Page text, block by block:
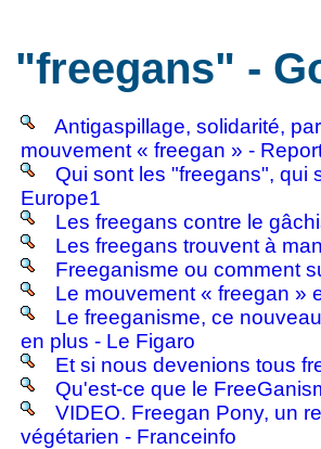
"freegans" -
Antigaspillage, solidarité,
mouvement « freegan » -
Qui sont les "freegans", qui
Europe1
Les freegans contre le
Les freegans trouvent à
Freeganisme ou comment
Le mouvement « freegan »
Le freeganisme, ce
en plus - Le Figaro
Et si nous devenions tous
Qu'est-ce que le
VIDEO. Freegan Pony, un
végétarien - Franceinfo